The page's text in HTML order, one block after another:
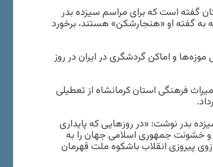
گفته است که برای مراسم سیزده بدر
به گفته او «هنجارشکن» هستند، برخورد
و اماکن گردشگری در ایران در روز
فرهنگی استان کرمانشاه از تعطیلی
بدر نوشت: «در روزهایی که پایداری
و خشونت جمهوری اسلامی جهان را به
پیروزی انقلاب باشکوه ملت قهرمان